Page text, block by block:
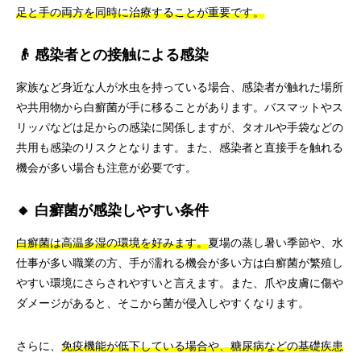
足と手の両方を同時に治療することが重要です。
👴 感染者との接触による感染
家族など身近な人が水虫を持っている場合、感染者が触れた場所
や共用物から白癬菌が手に移ることがあります。バスマットやス
リッパなどは足からの感染に関係しますが、タオルや手袋などの
共用も感染のリスクとなります。また、感染者と直接手を触れる
機会が多い場合も注意が必要です。
🔸 白癬菌が感染しやすい条件
白癬菌は高温多湿の環境を好みます。夏場の蒸し暑い季節や、水
仕事が多い職業の方、手が濡れる機会が多い方は白癬菌が繁殖し
やすい環境にさらされやすいと言えます。また、爪や皮膚に傷や
ダメージがあると、そこから菌が侵入しやすくなります。
さらに、 免疫機能が低下している場合や、糖尿病などの基礎疾患